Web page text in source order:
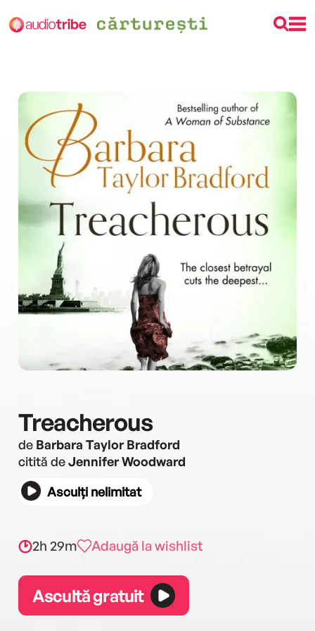
Treacherous
de Barbara Taylor Bradford
citită deJennifer Woodward
Asculți nelimitat
2h 29m Adaugă la wishlist
Ascultă gratuit